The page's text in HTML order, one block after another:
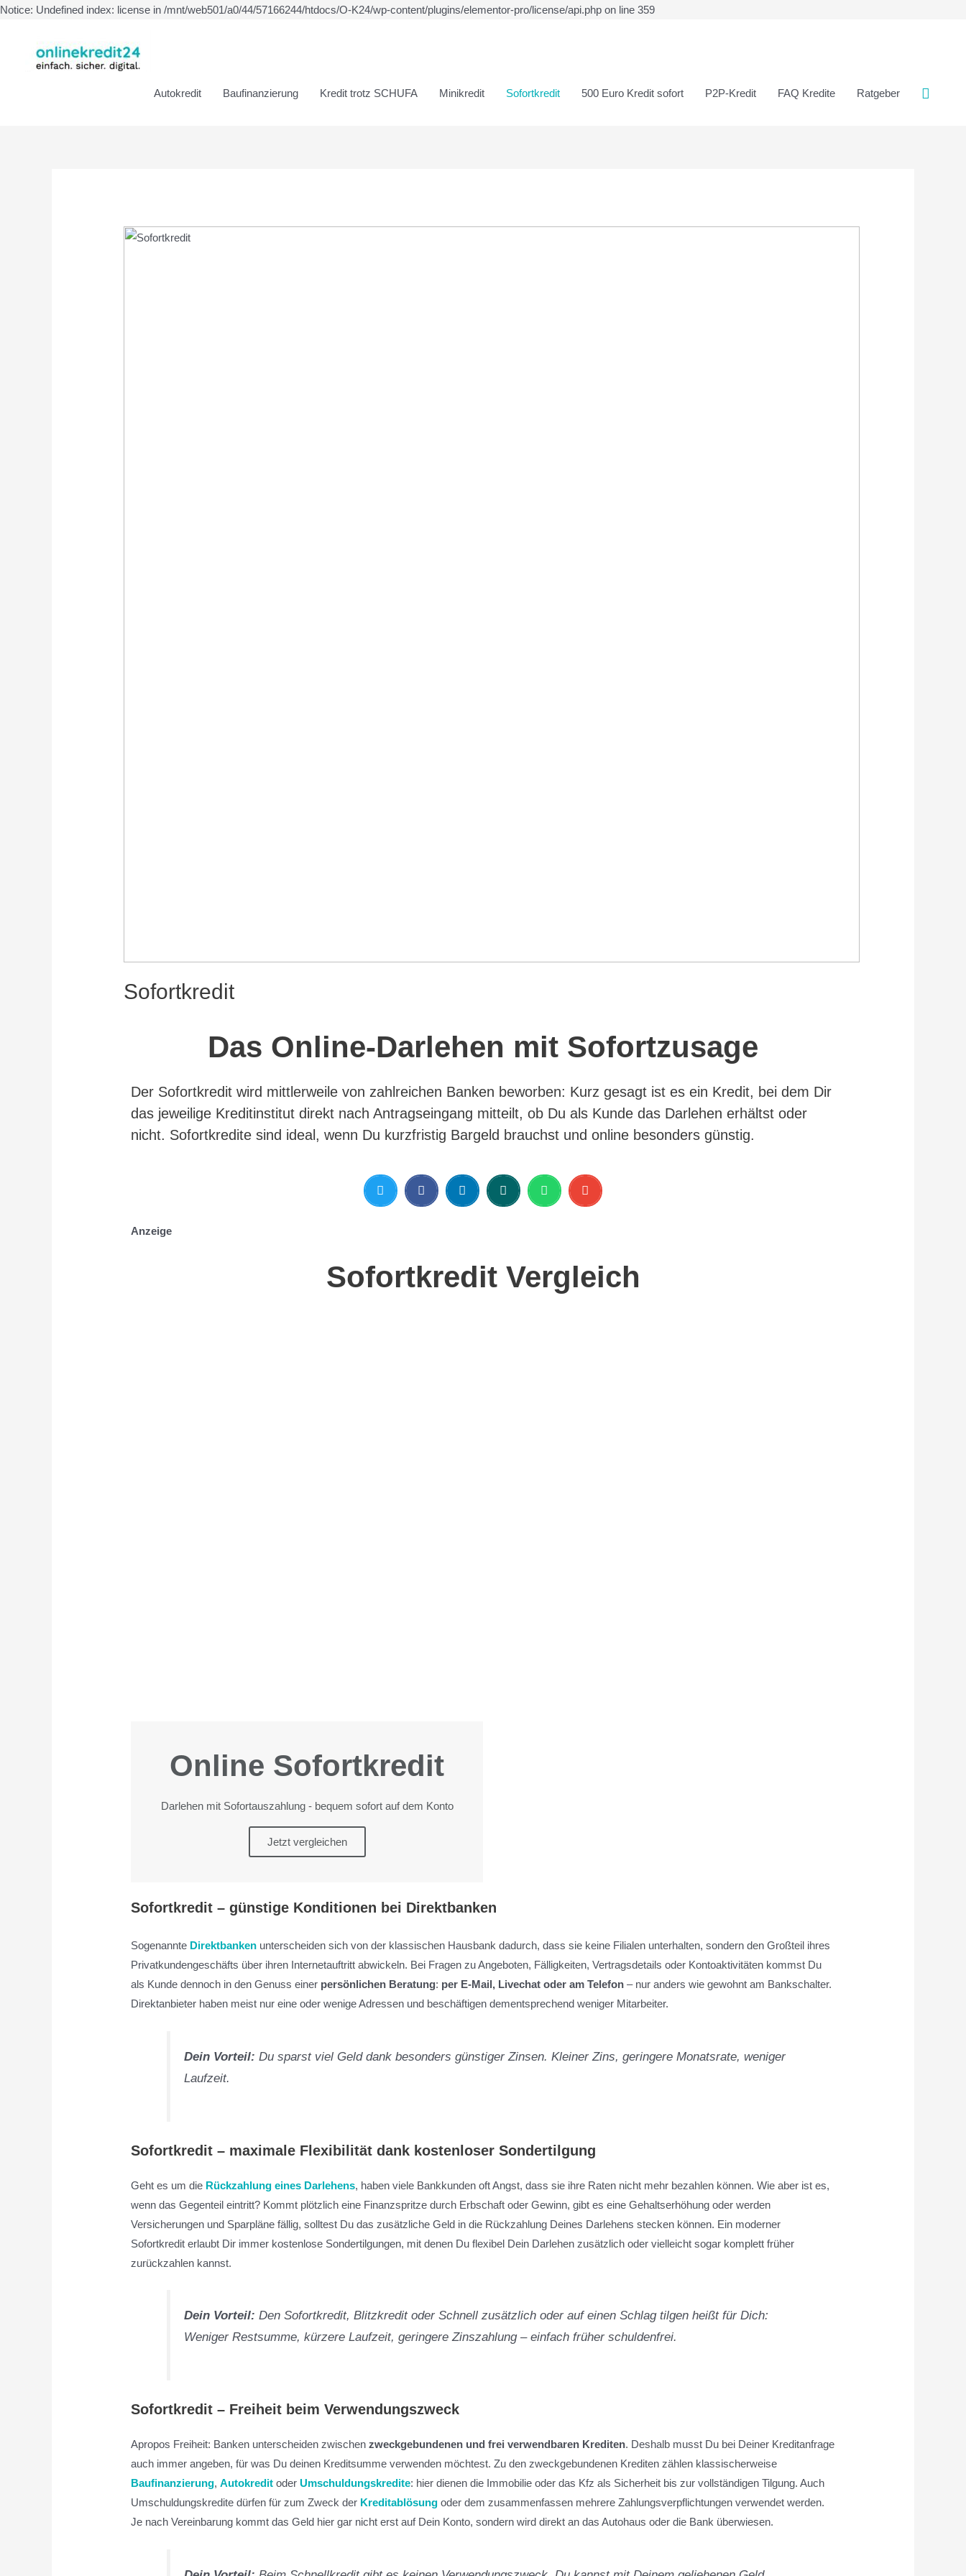
Notice: Undefined index: license in /mnt/web501/a0/44/57166244/htdocs/O-K24/wp-content/plugins/elementor-pro/license/api.php on line 359
Autokredit Baufinanzierung Kredit trotz SCHUFA Minikredit Sofortkredit 500 Euro Kredit sofort P2P-Kredit FAQ Kredite Ratgeber
Sofortkredit
Das Online-Darlehen mit Sofortzusage
Der Sofortkredit wird mittlerweile von zahlreichen Banken beworben: Kurz gesagt ist es ein Kredit, bei dem Dir
das jeweilige Kreditinstitut direkt nach Antragseingang mitteilt, ob Du als Kunde das Darlehen erhältst oder
nicht. Sofortkredite sind ideal, wenn Du kurzfristig Bargeld brauchst und online besonders günstig.
Anzeige
Sofortkredit Vergleich
Online Sofortkredit
Darlehen mit Sofortauszahlung - bequem sofort auf dem Konto
Jetzt vergleichen
Sofortkredit – günstige Konditionen bei Direktbanken
Sogenannte Direktbanken unterscheiden sich von der klassischen Hausbank dadurch, dass sie keine Filialen unterhalten, sondern den Großteil ihres
Privatkundengeschäfts über ihren Internetauftritt abwickeln. Bei Fragen zu Angeboten, Fälligkeiten, Vertragsdetails oder Kontoaktivitäten kommst Du
als Kunde dennoch in den Genuss einer persönlichen Beratung: per E-Mail, Livechat oder am Telefon – nur anders wie gewohnt am Bankschalter.
Direktanbieter haben meist nur eine oder wenige Adressen und beschäftigen dementsprechend weniger Mitarbeiter.
Dein Vorteil:Du sparst viel Geld dank besonders günstiger Zinsen. Kleiner Zins, geringere Monatsrate, weniger
Laufzeit.
Sofortkredit – maximale Flexibilität dank kostenloser Sondertilgung
Geht es um die Rückzahlung eines Darlehens, haben viele Bankkunden oft Angst, dass sie ihre Raten nicht mehr bezahlen können. Wie aber ist es,
wenn das Gegenteil eintritt? Kommt plötzlich eine Finanzspritze durch Erbschaft oder Gewinn, gibt es eine Gehaltserhöhung oder werden
Versicherungen und Sparpläne fällig, solltest Du das zusätzliche Geld in die Rückzahlung Deines Darlehens stecken können. Ein moderner
Sofortkredit erlaubt Dir immer kostenlose Sondertilgungen, mit denen Du flexibel Dein Darlehen zusätzlich oder vielleicht sogar komplett früher
zurückzahlen kannst.
Dein Vorteil:Den Sofortkredit, Blitzkredit oder Schnell zusätzlich oder auf einen Schlag tilgen heißt für Dich:
Weniger Restsumme, kürzere Laufzeit, geringere Zinszahlung – einfach früher schuldenfrei.
Sofortkredit – Freiheit beim Verwendungszweck
Apropos Freiheit: Banken unterscheiden zwischenzweckgebundenen und frei verwendbaren Krediten. Deshalb musst Du bei Deiner Kreditanfrage
auch immer angeben, für was Du deinen Kreditsumme verwenden möchtest. Zu den zweckgebundenen Krediten zählen klassischerweise
Baufinanzierung,Autokredit oderUmschuldungskredite: hier dienen die Immobilie oder das Kfz als Sicherheit bis zur vollständigen Tilgung. Auch
Umschuldungskredite dürfen für zum Zweck der Kreditablösung oder dem zusammenfassen mehrere Zahlungsverpflichtungen verwendet werden.
Je nach Vereinbarung kommt das Geld hier gar nicht erst auf Dein Konto, sondern wird direkt an das Autohaus oder die Bank überwiesen.